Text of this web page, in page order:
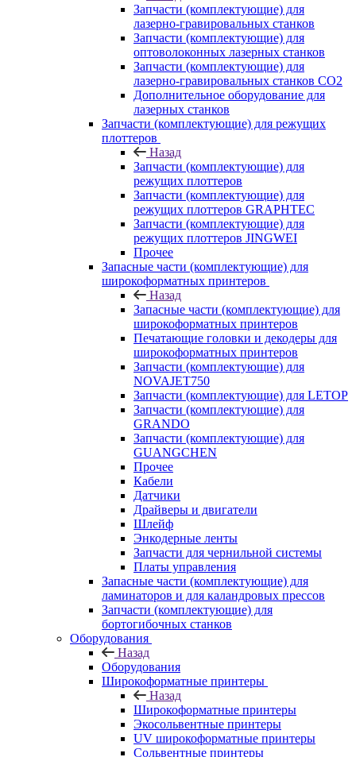
Запчасти (комплектующие) для
лазерно-гравировальных станков
Запчасти (комплектующие) для
оптоволоконных лазерных станков
Запчасти (комплектующие) для
лазерно-гравировальных станков CO2
Дополнительное оборудование для
лазерных станков
Запчасти (комплектующие) для режущих
плоттеров
Назад
Запчасти (комплектующие) для
режущих плоттеров
Запчасти (комплектующие) для
режущих плоттеров GRAPHTEC
Запчасти (комплектующие) для
режущих плоттеров JINGWEI
Прочее
Запасные части (комплектующие) для
широкоформатных принтеров
Назад
Запасные части (комплектующие) для
широкоформатных принтеров
Печатающие головки и декодеры для
широкоформатных принтеров
Запчасти (комплектующие) для
NOVAJET750
Запчасти (комплектующие) для LETOP
Запчасти (комплектующие) для
GRANDO
Запчасти (комплектующие) для
GUANGCHEN
Прочее
Кабели
Датчики
Драйверы и двигатели
Шлейф
Энкодерные ленты
Запчасти для чернильной системы
Платы управления
Запасные части (комплектующие) для
ламинаторов и для каландровых прессов
Запчасти (комплектующие) для
бортогибочных станков
Оборудования
Назад
Оборудования
Широкоформатные принтеры
Назад
Широкоформатные принтеры
Экосольвентные принтеры
UV широкоформатные принтеры
Сольвентные принтеры